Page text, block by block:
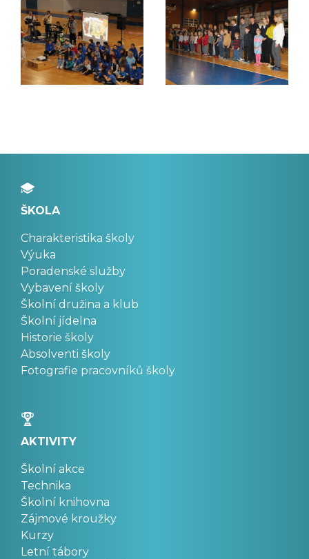
ŠKOLA
Charakteristika školy
Výuka
Poradenské služby
Vybavení školy
Školní družina a klub
Školní jídelna
Historie školy
Absolventi školy
Fotografie pracovníků školy
AKTIVITY
Školní akce
Technika
Školní knihovna
Zájmové kroužky
Kurzy
Letní tábory